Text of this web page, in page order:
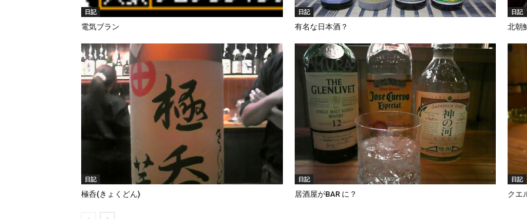
日記
電気ブラン
日記
有名な日本酒？
日記
北朝
日記
極呑(きょくどん)
日記
居酒屋がBAR に？
日記
クエ